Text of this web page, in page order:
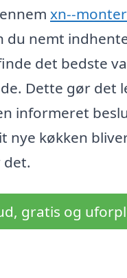
xn--
du nemt
det bedste
Dette gør det
informeret
nye køkken
det.
gratis og